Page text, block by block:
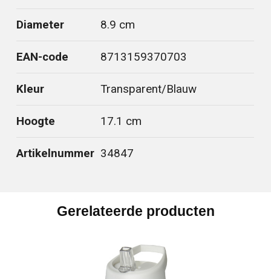
Diameter 8.9 cm
EAN-code 8713159370703
Kleur Transparent/Blauw
Hoogte 17.1 cm
Artikelnummer 34847
Gerelateerde producten